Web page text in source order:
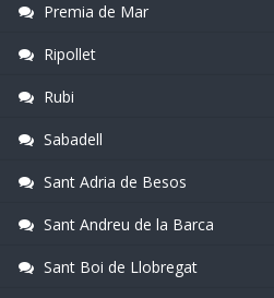
Premia de Mar
Ripollet
Rubi
Sabadell
Sant Adria de Besos
Sant Andreu de la Barca
Sant Boi de Llobregat